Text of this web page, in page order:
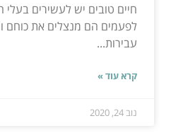
חיים טובים יש לעשירים בעלי
לפעמים הם מנצלים את כוחם
עבירות...
קרא עוד »
נוב 24, 2020